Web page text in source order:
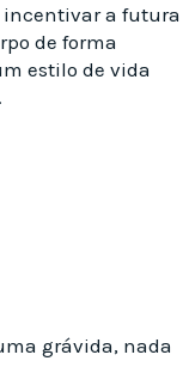
incentivar a futura
de forma
estilo de vida
grávida, nada